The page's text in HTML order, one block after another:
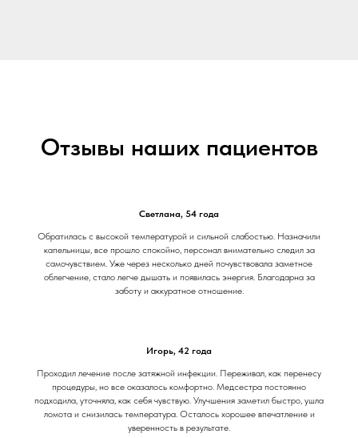
Отзывы наших пациентов
Светлана, 54 года
Обратилась с высокой температурой и сильной слабостью. Назначили
капельницы, все прошло спокойно, персонал внимательно следил за
самочувствием. Уже через несколько дней почувствовала заметное
облегчение, стало легче дышать и появилась энергия. Благодарна за
заботу и аккуратное отношение.
Игорь, 42 года
Проходил лечение после затяжной инфекции. Переживал, как перенесу
процедуры, но все оказалось комфортно. Медсестра постоянно
подходила, уточняла, как себя чувствую. Улучшения заметил быстро, ушла
ломота и снизилась температура. Осталось хорошее впечатление и
уверенность в результате.